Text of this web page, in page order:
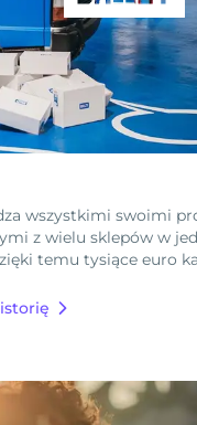
wszystkimi swoimi
z wielu sklepów w
temu tysiące euro